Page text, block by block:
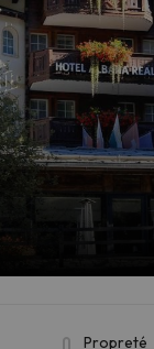
Propreté